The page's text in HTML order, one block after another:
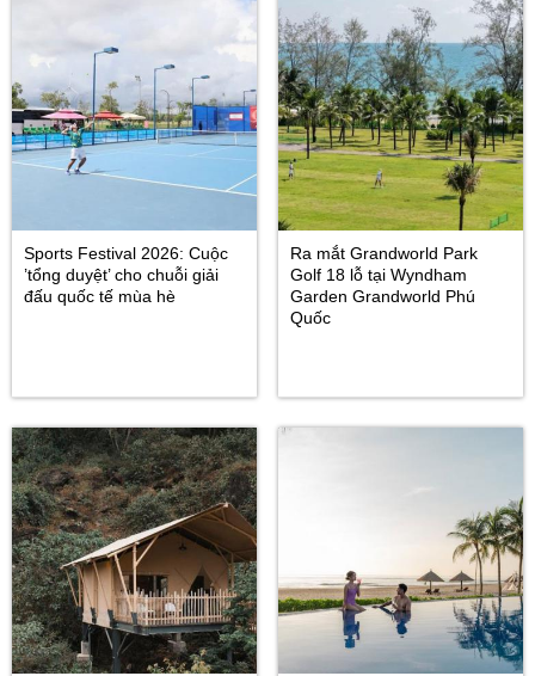
Sports Festival 2026: Cuộc
’tổng duyệt’ cho chuỗi giải
đấu quốc tế mùa hè
Ra mắt Grandworld Park
Golf 18 lỗ tại Wyndham
Garden Grandworld Phú
Quốc